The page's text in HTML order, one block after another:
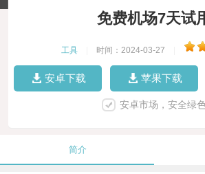
免费机场7天试
工具 时间：2024-03-27
安卓下载 苹果下载
安卓市场，安全绿
简介